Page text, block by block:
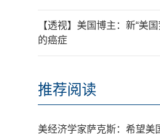
【透视】美国博主：新“美
的癌症
推荐阅读
美经济学家萨克斯：希望美